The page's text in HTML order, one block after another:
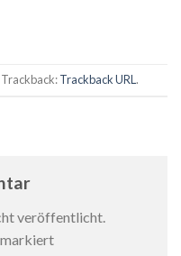
Trackback URL.
veröffentlicht.
markiert